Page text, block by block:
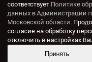
Адрес: 143404,
ул. Ленина, дом
Электронная
Разработка и поддержка
соответствует Политике
данных в Администрации
Московской области.
согласие на обработку
отключить в настройках
Принять